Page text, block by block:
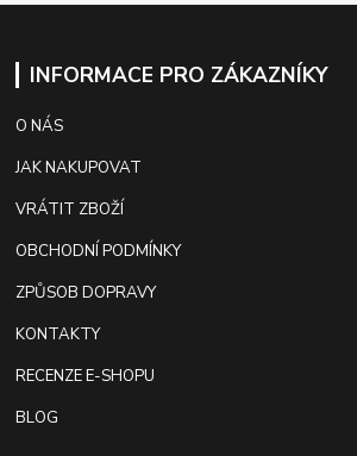
INFORMACE PRO ZÁKAZNÍKY
O NÁS
JAK NAKUPOVAT
VRÁTIT ZBOŽÍ
OBCHODNÍ PODMÍNKY
ZPŮSOB DOPRAVY
KONTAKTY
RECENZE E-SHOPU
BLOG